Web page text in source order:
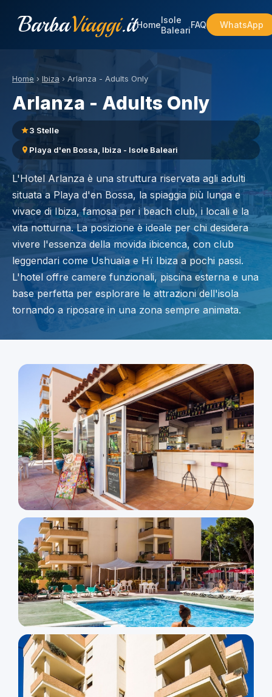
BarbaViaggi.itHomeIsole
BaleariFAQ WhatsApp
Home › Ibiza › Arlanza - Adults Only
Arlanza - Adults Only
3 Stelle
Playa d'en Bossa, Ibiza - Isole Baleari
L'Hotel Arlanza è una struttura riservata agli adulti
situata a Playa d'en Bossa, la spiaggia più lunga e
vivace di Ibiza, famosa per i beach club, i locali e la
vita notturna. La posizione è ideale per chi desidera
vivere l'essenza della movida ibicenca, con club
leggendari come Ushuaïa e Hï Ibiza a pochi passi.
L'hotel offre camere funzionali, piscina esterna e una
base perfetta per esplorare le attrazioni dell'isola
tornando a riposare in una zona sempre animata.